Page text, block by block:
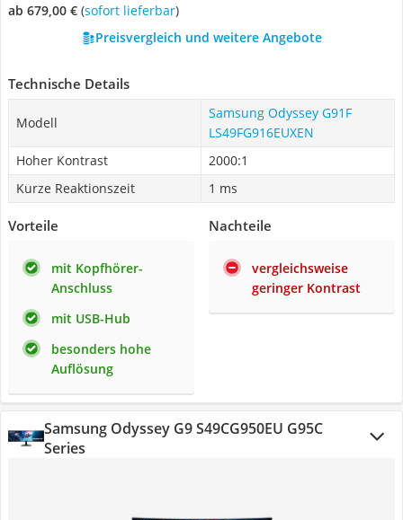
ab 679,00 € ( Sofort lieferbar)
Preisvergleich und weitere Angebote
Technische Details
Modell
Samsung Odyssey G91F
LS49FG916EUXEN
Hoher Kontrast
2000:1
Kurze Reaktionszeit
1 ms
Vorteile
mit Kopfhörer-
Anschluss
mit USB-Hub
besonders hohe
Auflösung
Nachteile
vergleichsweise
geringer Kontrast
Samsung Odyssey G9 S49CG950EU G95C
Series